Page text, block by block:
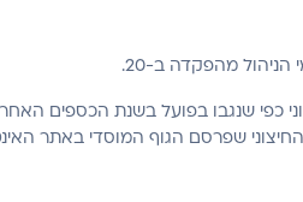
מהפקדה ב-20.
כפי שנגבו בפועל בשנת הכספים
שפרסם הגוף המוסדי באתר